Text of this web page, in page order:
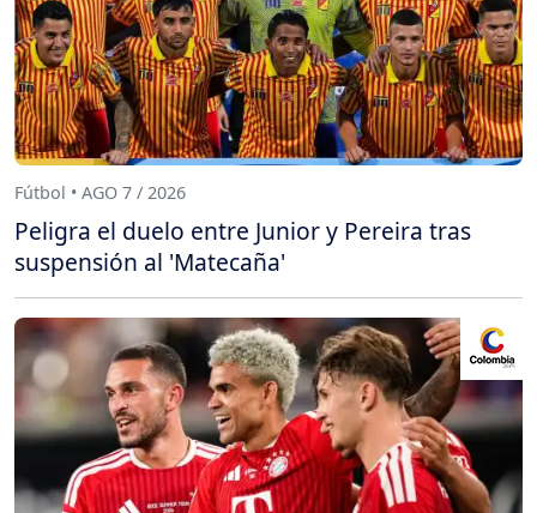
Fútbol • AGO 7 / 2026
Peligra el duelo entre Junior y Pereira tras
suspensión al 'Matecaña'